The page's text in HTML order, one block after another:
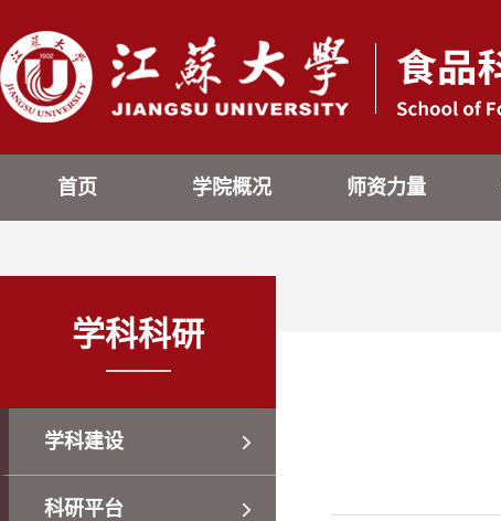
首页 学院概况 师资力量
学科科研
学科建设
科研平台